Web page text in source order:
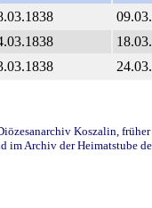
Koszalin,
im Archiv der Heimatstube